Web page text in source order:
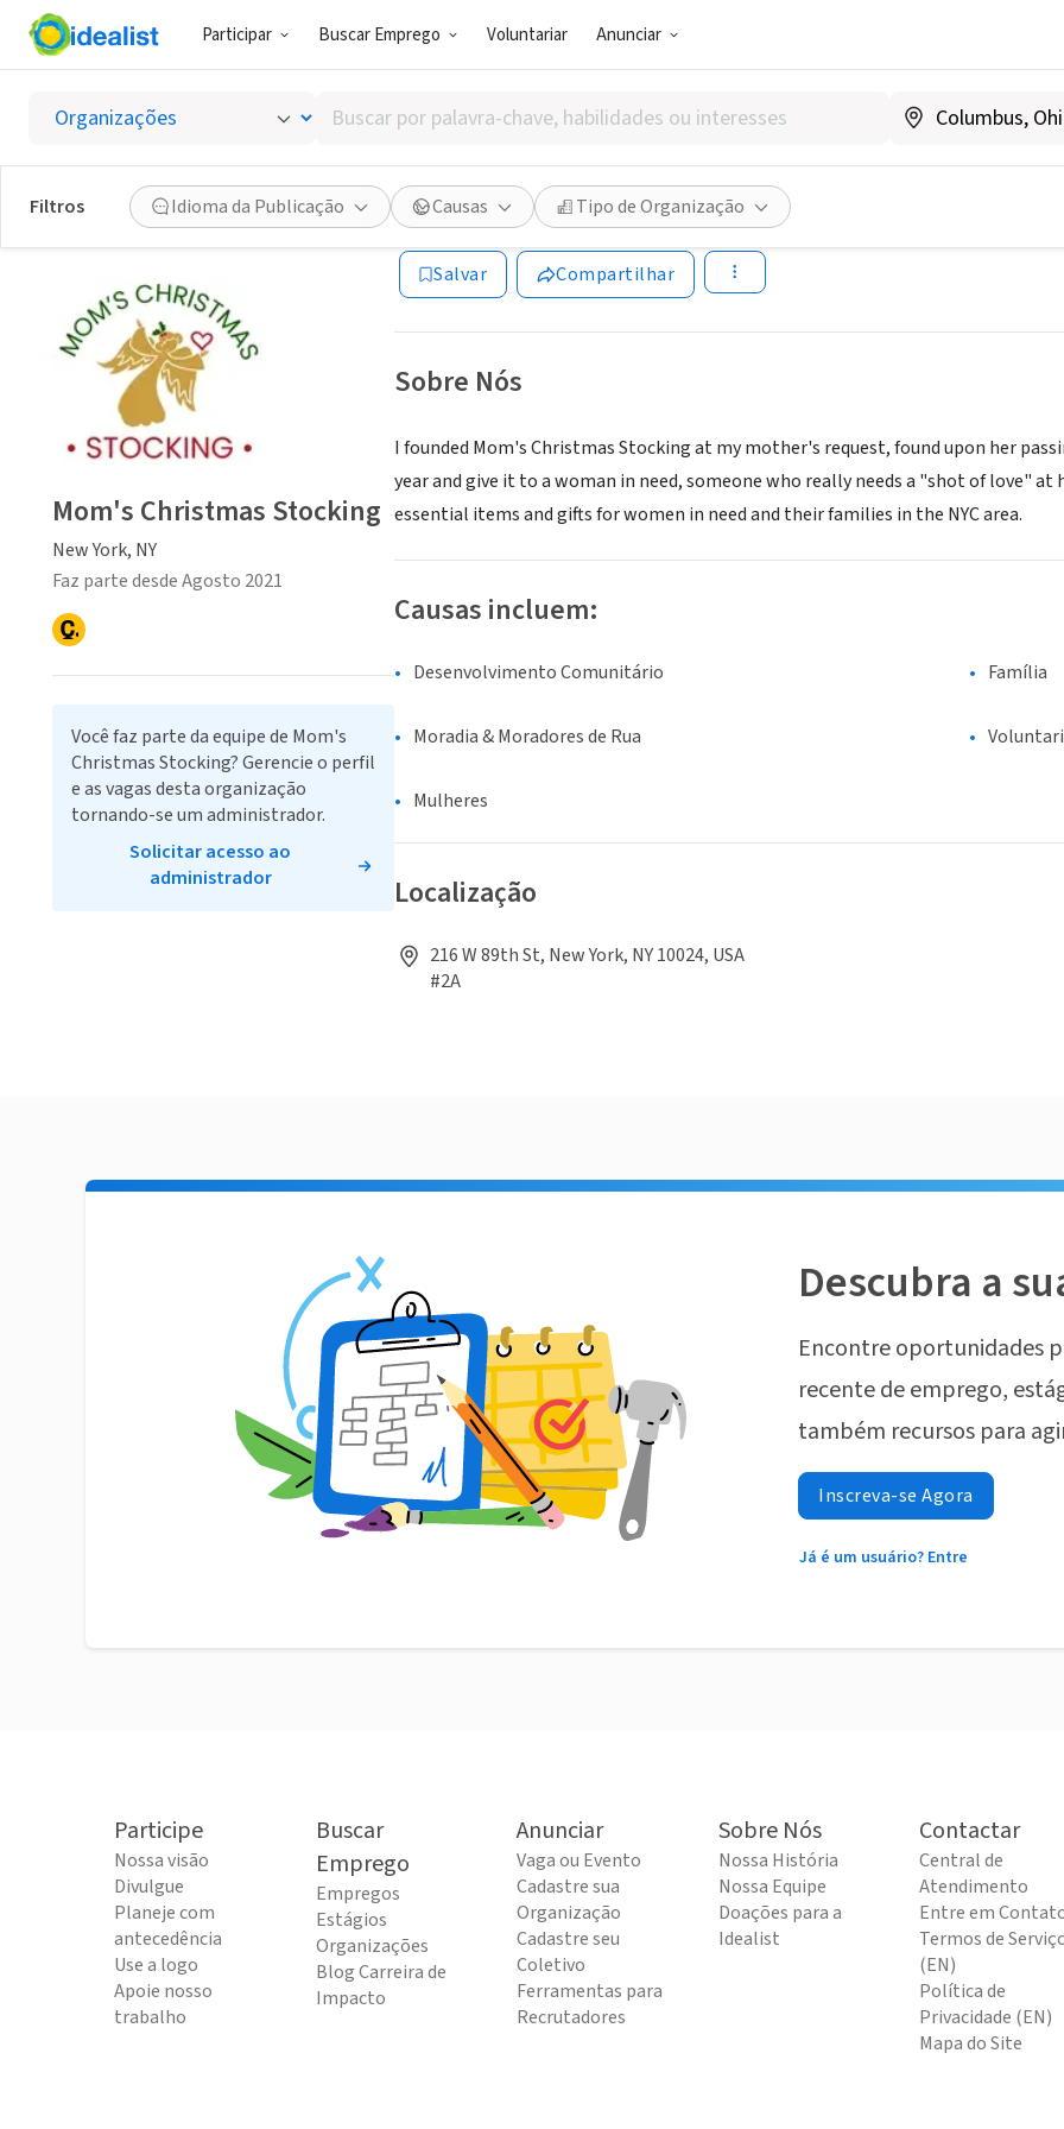
Participar Buscar Emprego Voluntariar Anunciar
Buscar
por
palavra-
chave,
habilidades
ou
interesses
Filtros Idioma da Publicação Causas Tipo de Organização
Mom's Christmas Stocking
New York, NY |momschristmasstocking.com
Salvar Compartilhar
Sobre Nós
I founded Mom's Christmas Stocking at my mother's request, found upon her
year and give it to a woman in need, someone who really needs a "shot of love"
essential items and gifts for women in need and their families in the NYC area.
Causas incluem:
Desenvolvimento Comunitário Família
Moradia & Moradores de Rua
Mulheres
Localização
216 W 89th St, New York, NY 10024, USA
#2A
Mom's Christmas Stocking
New York, NY
Faz parte desde Agosto 2021
Você faz parte da equipe de Mom's
Christmas Stocking? Gerencie o perfil
e as vagas desta organização
tornando-se um administrador.
Solicitar acesso ao
administrador
Descubra a
Encontre oportunidades
recente de emprego,
também recursos para
Inscreva-se Agora
Já é um usuário? Entre
Participe
Nossa visão
Divulgue
Planeje com
antecedência
Use a logo
Apoie nosso
trabalho
Buscar
Emprego
Empregos
Estágios
Organizações
Blog Carreira de
Impacto
Anunciar
Vaga ou Evento
Cadastre sua
Organização
Cadastre seu
Coletivo
Ferramentas para
Recrutadores
Sobre Nós
Nossa História
Nossa Equipe
Doações para a
Idealist
Contactar
Central de
Atendimento
Entre em
Termos de
(EN)
Política de
Privacidade (EN)
Mapa do Site